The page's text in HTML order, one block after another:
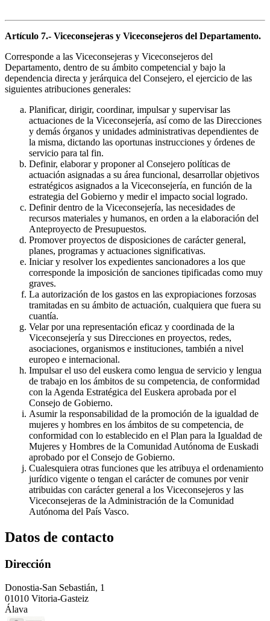
Artículo 7.- Viceconsejeras y Viceconsejeros del Departamento.
Corresponde a las Viceconsejeras y Viceconsejeros del
Departamento, dentro de su ámbito competencial y bajo la
dependencia directa y jerárquica del Consejero, el ejercicio de las
siguientes atribuciones generales:
Planificar, dirigir, coordinar, impulsar y supervisar las
actuaciones de la Viceconsejería, así como de las Direcciones
y demás órganos y unidades administrativas dependientes de
la misma, dictando las oportunas instrucciones y órdenes de
servicio para tal fin.
Definir, elaborar y proponer al Consejero políticas de
actuación asignadas a su área funcional, desarrollar objetivos
estratégicos asignados a la Viceconsejería, en función de la
estrategia del Gobierno y medir el impacto social logrado.
Definir dentro de la Viceconsejería, las necesidades de
recursos materiales y humanos, en orden a la elaboración del
Anteproyecto de Presupuestos.
Promover proyectos de disposiciones de carácter general,
planes, programas y actuaciones significativas.
Iniciar y resolver los expedientes sancionadores a los que
corresponde la imposición de sanciones tipificadas como muy
graves.
La autorización de los gastos en las expropiaciones forzosas
tramitadas en su ámbito de actuación, cualquiera que fuera su
cuantía.
Velar por una representación eficaz y coordinada de la
Viceconsejería y sus Direcciones en proyectos, redes,
asociaciones, organismos e instituciones, también a nivel
europeo e internacional.
Impulsar el uso del euskera como lengua de servicio y lengua
de trabajo en los ámbitos de su competencia, de conformidad
con la Agenda Estratégica del Euskera aprobada por el
Consejo de Gobierno.
Asumir la responsabilidad de la promoción de la igualdad de
mujeres y hombres en los ámbitos de su competencia, de
conformidad con lo establecido en el Plan para la Igualdad de
Mujeres y Hombres de la Comunidad Autónoma de Euskadi
aprobado por el Consejo de Gobierno.
Cualesquiera otras funciones que les atribuya el ordenamiento
jurídico vigente o tengan el carácter de comunes por venir
atribuidas con carácter general a los Viceconsejeros y las
Viceconsejeras de la Administración de la Comunidad
Autónoma del País Vasco.
Datos de contacto
Dirección
Donostia-San Sebastián, 1
01010 Vitoria-Gasteiz
Álava